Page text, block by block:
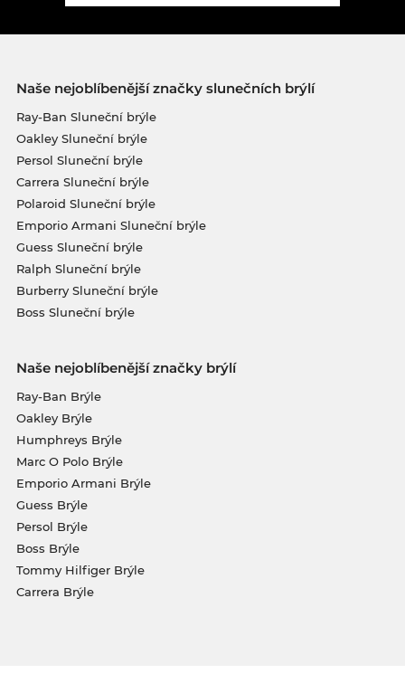
Naše nejoblíbenější značky slunečních brýlí
Ray-Ban Sluneční brýle
Oakley Sluneční brýle
Persol Sluneční brýle
Carrera Sluneční brýle
Polaroid Sluneční brýle
Emporio Armani Sluneční brýle
Guess Sluneční brýle
Ralph Sluneční brýle
Burberry Sluneční brýle
Boss Sluneční brýle
Naše nejoblíbenější značky brýlí
Ray-Ban Brýle
Oakley Brýle
Humphreys Brýle
Marc O Polo Brýle
Emporio Armani Brýle
Guess Brýle
Persol Brýle
Boss Brýle
Tommy Hilfiger Brýle
Carrera Brýle